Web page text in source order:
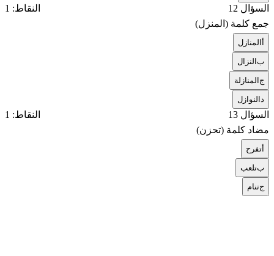
السؤال 12
النقاط: 1
جمع كلمة (المنزل)
المنازل
بالنزال
جالمنازلة
النوازل
السؤال 13
النقاط: 1
مضاد كلمة (تحزن)
تفرح
بتلعب
جتنام